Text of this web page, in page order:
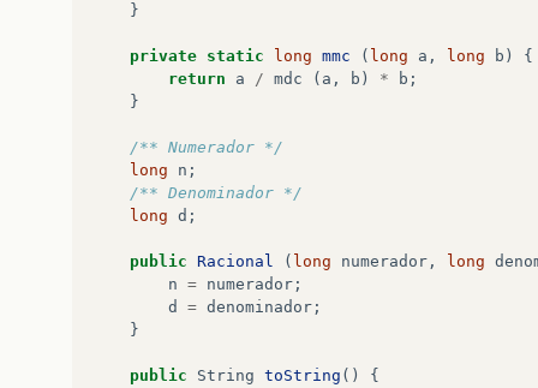
}
private static long mmc ( long a , long b )
{
return
a / mdc ( a , b ) * b ;
}
/** Numerador */
long
n ;
/** Denominador */
long d ;
public Racional ( long numerador , long
n = numerador ;
d
= denominador ;
}
public String toString ()
{